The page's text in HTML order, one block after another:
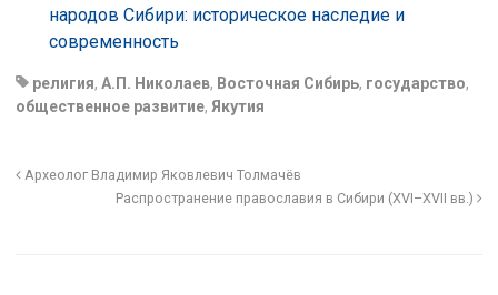
народов Сибири: историческое наследие и
современность
религия, А.П. Николаев, Восточная Сибирь, государство,
общественное развитие, Якутия
Археолог Владимир Яковлевич Толмачёв
Распространение православия в Сибири (XVI–XVII вв.)